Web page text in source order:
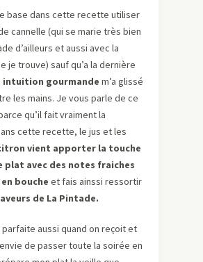
base dans cette recette utiliser
cannelle (qui se marie très bien
d’ailleurs et aussi avec la
je trouve) sauf qu’a la dernière
intuition gourmande m’a glissé
les mains. Je vous parle de ce
qu’il fait vraiment la
cette recette, le jus et les
vient apporter la touche
plat avec des notes fraiches
bouche et fais ainssi ressortir
de La Pintade.
aussi quand on reçoit et
envie de passer toute la soirée en